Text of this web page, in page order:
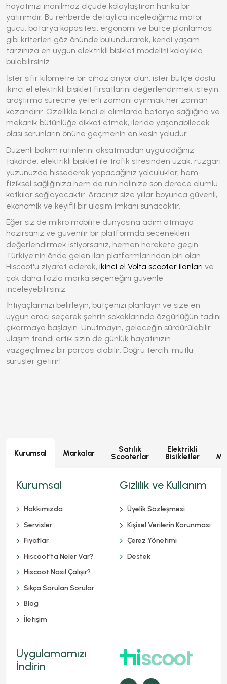
hayatınızı inanılmaz ölçüde kolaylaştıran harika bir
yatırımdır. Bu rehberde detaylıca incelediğimiz motor
gücü, batarya kapasitesi, ergonomi ve bütçe planlaması
gibi kriterleri göz önünde bulundurarak, kendi yaşam
tarzınıza en uygun elektrikli bisiklet modelini kolaylıkla
bulabilirsiniz.
İster sıfır kilometre bir cihaz arıyor olun, ister bütçe dostu
ikinci el elektrikli bisiklet fırsatlarını değerlendirmek isteyin,
araştırma sürecine yeterli zamanı ayırmak her zaman
kazandırır. Özellikle ikinci el alımlarda batarya sağlığına ve
mekanik bütünlüğe dikkat etmek, ileride yaşanabilecek
olası sorunların önüne geçmenin en kesin yoludur.
Düzenli bakım rutinlerini aksatmadan uyguladığınız
takdirde, elektrikli bisiklet ile trafik stresinden uzak, rüzgarı
yüzünüzde hissederek yapacağınız yolculuklar, hem
fiziksel sağlığınıza hem de ruh halinize son derece olumlu
katkılar sağlayacaktır. Aracınız size yıllar boyunca güvenli,
ekonomik ve keyifli bir ulaşım imkanı sunacaktır.
Eğer siz de mikro mobilite dünyasına adım atmaya
hazırsanız ve güvenilir bir platformda seçenekleri
değerlendirmek istiyorsanız, hemen harekete geçin.
Türkiye'nin önde gelen ilan platformlarından biri olan
Hiscoot'u ziyaret ederek, ikinci el Volta scooter ilanları ve
çok daha fazla marka seçeneğini güvenle
inceleyebilirsiniz.
İhtiyaçlarınızı belirleyin, bütçenizi planlayın ve size en
uygun aracı seçerek şehrin sokaklarında özgürlüğün tadını
çıkarmaya başlayın. Unutmayın, geleceğin sürdürülebilir
ulaşım trendi artık sizin de günlük hayatınızın
vazgeçilmez bir parçası olabilir. Doğru tercih, mutlu
sürüşler getirir!
Kurumsal Markalar
Satılık
Scooterlar
Elektrikli
Bisikletler
Kurumsal
Hakkımızda
Servisler
Fiyatlar
Hiscoot'ta Neler Var?
Hiscoot Nasıl Çalışır?
Sıkça Sorulan Sorular
Blog
İletişim
Gizlilik ve Kullanım
Üyelik Sözleşmesi
Kişisel Verilerin Korunması
Çerez Yönetimi
Destek
Uygulamamızı
İndirin